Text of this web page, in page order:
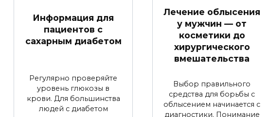
Информация для
пациентов с
сахарным диабетом
Регулярно проверяйте
уровень глюкозы в
крови. Для большинства
людей с диабетом
Лечение облысения
у мужчин — от
косметики до
хирургического
вмешательства
Выбор правильного
средства для борьбы с
облысением начинается с
диагностики. Понимание